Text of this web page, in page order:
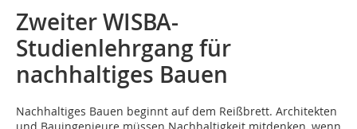
Zweiter WISBA-
Studienlehrgang für
nachhaltiges Bauen
Nachhaltiges Bauen beginnt auf dem Reißbrett. Architekten